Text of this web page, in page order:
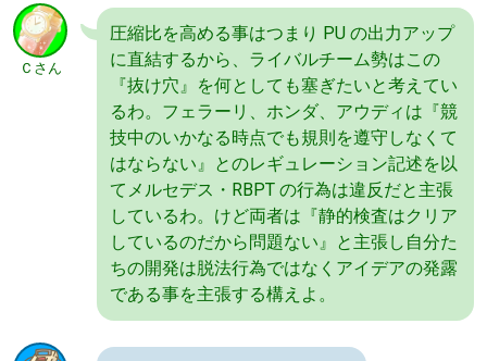
Ｃさん
圧縮比を高める事はつまり PU の出力アップ
に直結するから、ライバルチーム勢はこの
『抜け穴』を何としても塞ぎたいと考えてい
るわ。フェラーリ、ホンダ、アウディは『競
技中のいかなる時点でも規則を遵守しなくて
はならない』とのレギュレーション記述を以
てメルセデス・RBPT の行為は違反だと主張
しているわ。けど両者は『静的検査はクリア
しているのだから問題ない』と主張し自分た
ちの開発は脱法行為ではなくアイデアの発露
である事を主張する構えよ。